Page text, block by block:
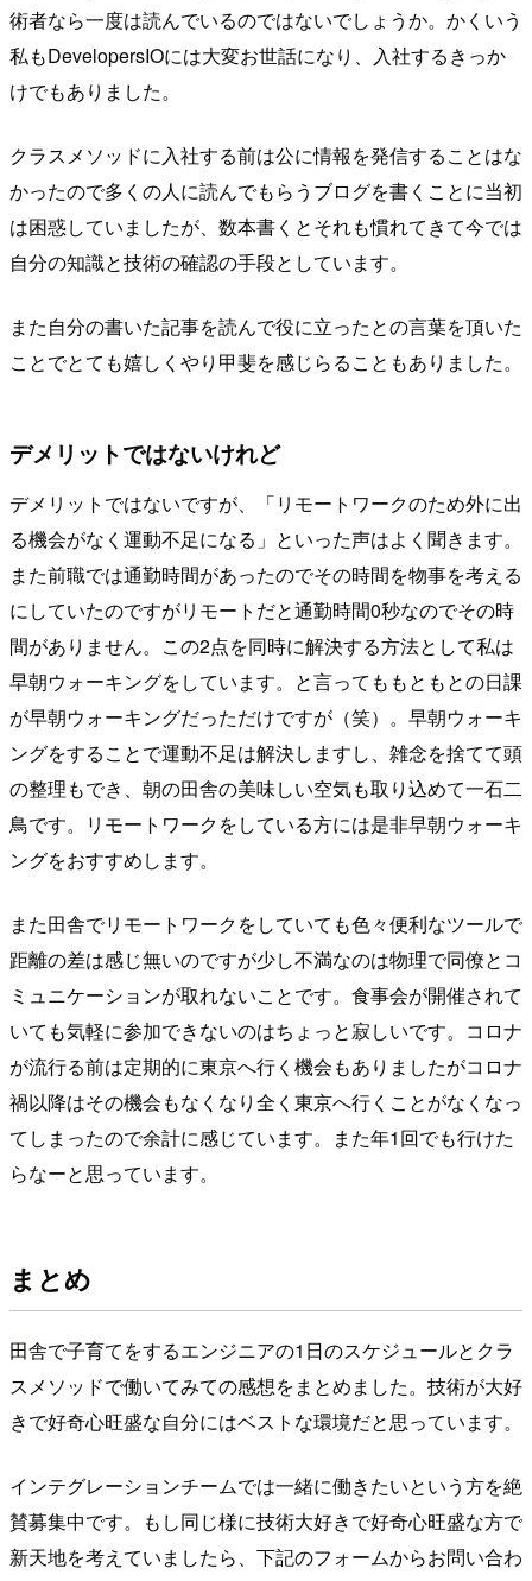
術者なら一度は読んでいるのではないでしょうか。かくいう
私もDevelopersIOには大変お世話になり、入社するきっか
けでもありました。
クラスメソッドに入社する前は公に情報を発信することはな
かったので多くの人に読んでもらうブログを書くことに当初
は困惑していましたが、数本書くとそれも慣れてきて今では
自分の知識と技術の確認の手段としています。
また自分の書いた記事を読んで役に立ったとの言葉を頂いた
ことでとても嬉しくやり甲斐を感じらることもありました。
デメリットではないけれど
デメリットではないですが、「リモートワークのため外に出
る機会がなく運動不足になる」といった声はよく聞きます。
また前職では通勤時間があったのでその時間を物事を考える
にしていたのですがリモートだと通勤時間0秒なのでその時
間がありません。この2点を同時に解決する方法として私は
早朝ウォーキングをしています。と言ってももともとの日課
が早朝ウォーキングだっただけですが（笑）。早朝ウォーキ
ングをすることで運動不足は解決しますし、雑念を捨てて頭
の整理もでき、朝の田舎の美味しい空気も取り込めて一石二
鳥です。リモートワークをしている方には是非早朝ウォーキ
ングをおすすめします。
また田舎でリモートワークをしていても色々便利なツールで
距離の差は感じ無いのですが少し不満なのは物理で同僚とコ
ミュニケーションが取れないことです。食事会が開催されて
いても気軽に参加できないのはちょっと寂しいです。コロナ
が流行る前は定期的に東京へ行く機会もありましたがコロナ
禍以降はその機会もなくなり全く東京へ行くことがなくなっ
てしまったので余計に感じています。また年1回でも行けた
らなーと思っています。
まとめ
田舎で子育てをするエンジニアの1日のスケジュールとクラ
スメソッドで働いてみての感想をまとめました。技術が大好
きで好奇心旺盛な自分にはベストな環境だと思っています。
インテグレーションチームでは一緒に働きたいという方を絶
賛募集中です。もし同じ様に技術大好きで好奇心旺盛な方で
新天地を考えていましたら、下記のフォームからお問い合わ